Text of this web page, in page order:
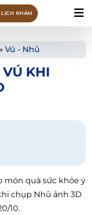
KHÁM
Vú - Nhũ
KHI
món quà sức khỏe ý
chụp Nhũ ảnh 3D
10.